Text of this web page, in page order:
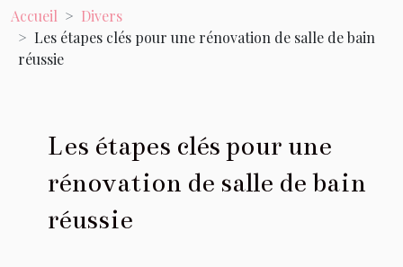
Accueil
Divers
Les étapes clés pour une rénovation de salle de bain
réussie
Les étapes clés pour une
rénovation de salle de bain
réussie